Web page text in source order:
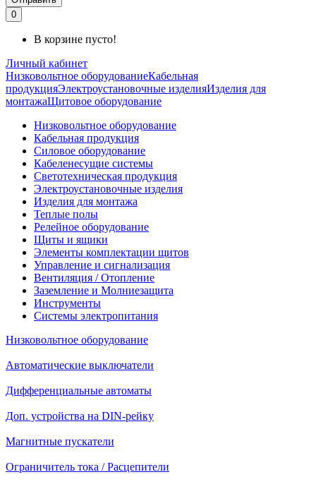
0
В корзине пусто!
Личный кабинет
Низковольтное оборудованиеКабельная
продукцияЭлектроустановочные изделияИзделия для
монтажаЩитовое оборудование
Низковольтное оборудование
Кабельная продукция
Силовое оборудование
Кабеленесущие системы
Светотехническая продукция
Электроустановочные изделия
Изделия для монтажа
Теплые полы
Релейное оборудование
Щиты и ящики
Элементы комплектации щитов
Управление и сигнализация
Вентиляция / Отопление
Заземление и Молниезащита
Инструменты
Системы электропитания
Низковольтное оборудование
Автоматические выключатели
Дифференциальные автоматы
Доп. устройства на DIN-рейку
Магнитные пускатели
Ограничитель тока / Расцепители